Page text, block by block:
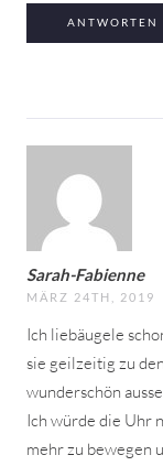
ANTWORTEN
Sarah-Fabienne
MÄRZ 24TH, 2019
Ich liebäugele
sie geilzeitig zu
wunderschön
Ich würde die Uhr
mehr zu bewegen